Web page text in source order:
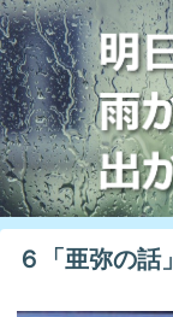
６「亜弥の話」